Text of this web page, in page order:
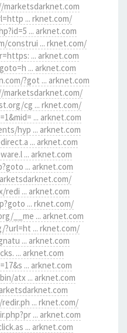
... rknet.com/
... arknet.com
construi ... rknet.com/
... arknet.com
... arknet.com
?got ... arknet.com
cg ... rknet.com/
... arknet.com
hyp ... arknet.com
... arknet.com
... arknet.com
... arknet.com
... arknet.com
... rknet.com/
__me ... arknet.com
... rknet.com/
... arknet.com
... arknet.com
... arknet.com
atx ... arknet.com
... rknet.com/
... arknet.com
... arknet.com